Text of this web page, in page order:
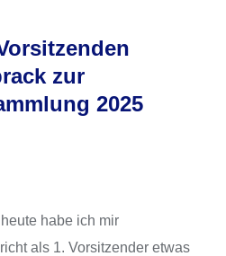
zur
2025
habe ich mir
als 1. Vorsitzender etwas